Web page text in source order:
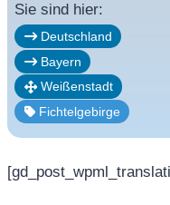
Sie sind hier:
Deutschland
Bayern
Weißenstadt
Fichtelgebirge